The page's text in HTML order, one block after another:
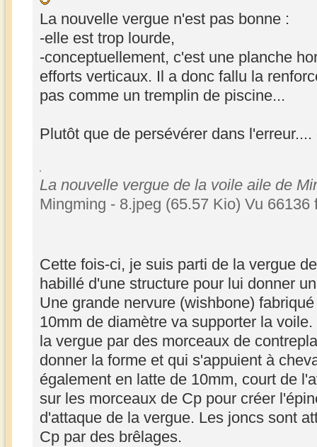
La nouvelle vergue n'est pas bonne :
-elle est trop lourde,
-conceptuellement, c'est une planche
efforts verticaux. Il a donc fallu la
pas comme un tremplin de piscine...
Plutôt que de persévérer dans
La nouvelle vergue de la voile aile de
Mingming - 8.jpeg (65.57 Kio) Vu 66136
Cette fois-ci, je suis parti de la vergue
habillé d'une structure pour lui donner
Une grande nervure (wishbone)
10mm de diamètre va supporter la
la vergue par des morceaux de
donner la forme et qui s'appuient à
également en latte de 10mm, court de
sur les morceaux de Cp pour créer
d'attaque de la vergue. Les joncs sont
Cp par des brêlages.